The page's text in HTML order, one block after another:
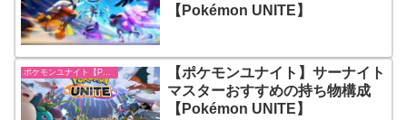
【Pokémon UNITE】
ポケモンユナイト【Pokémon UNITE】
【ポケモンユナイト】サーナイト
マスターおすすめの持ち物構成
【Pokémon UNITE】